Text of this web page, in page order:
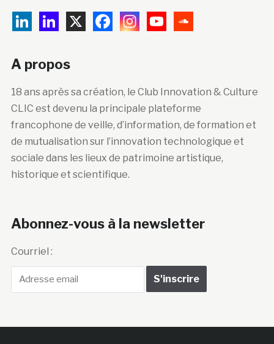
A propos
18 ans après sa création, le Club Innovation & Culture
CLIC est devenu la principale plateforme
francophone de veille, d’information, de formation et
de mutualisation sur l’innovation technologique et
sociale dans les lieux de patrimoine artistique,
historique et scientifique.
Abonnez-vous à la newsletter
Courriel :